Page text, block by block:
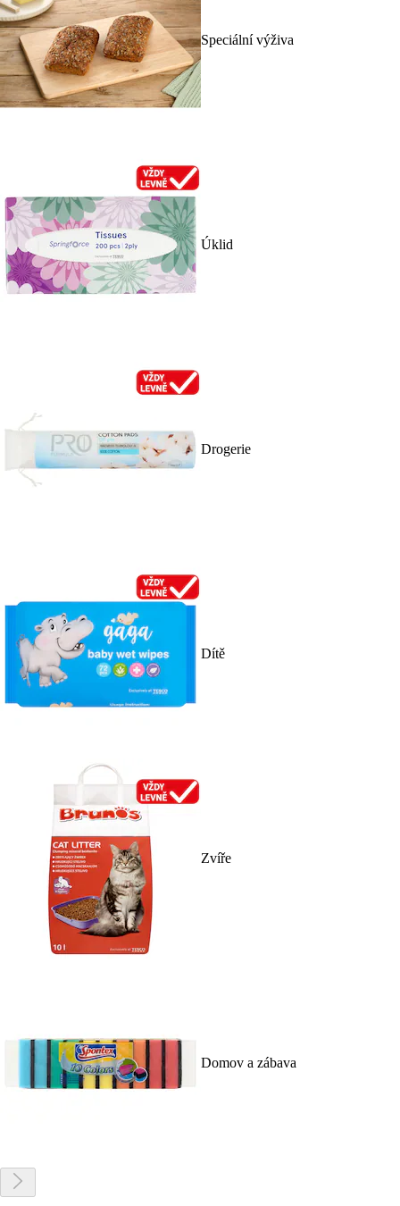
Speciální výživa
Úklid
Drogerie
Dítě
Zvíře
Domov a zábava